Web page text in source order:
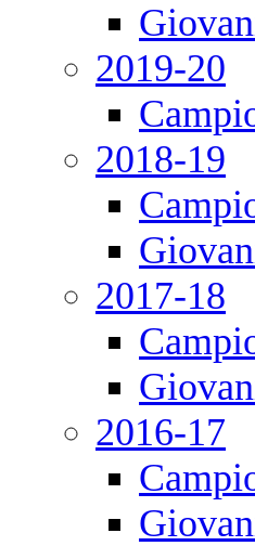
2019-20
2018-19
2017-18
2016-17